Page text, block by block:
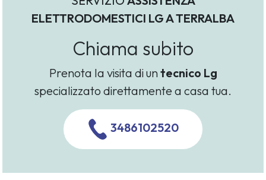
ELETTRODOMESTICI LG A TERRALBA
Chiama subito
Prenota la visita di untecnico Lg
specializzato direttamente a casa tua.
3486102520